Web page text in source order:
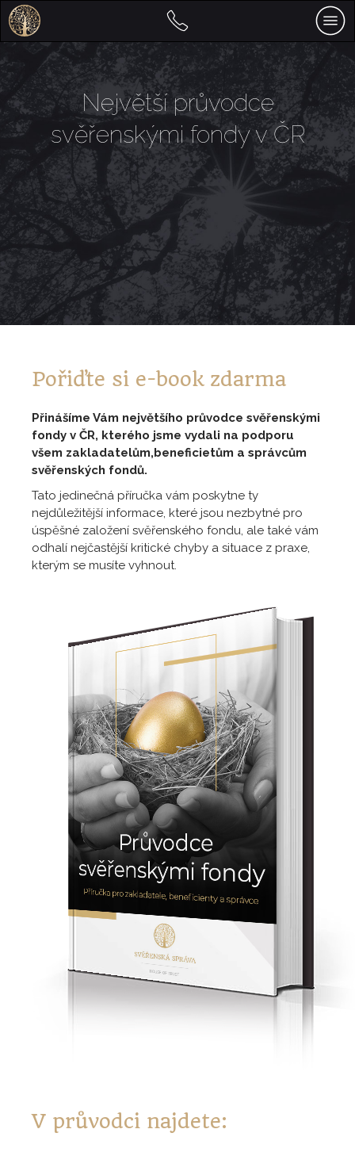
Největší průvodce
svěřenskými fondy v ČR
Pořiďte si e-book zdarma
Přinášíme Vám největšího průvodce svěřenskými
fondy v ČR, kterého jsme vydali na podporu
všem zakladatelům,beneficietům a správcům
svěřenských fondů.
Tato jedinečná příručka vám poskytne ty
nejdůležitější informace, které jsou nezbytné pro
úspěšné založení svěřenského fondu, ale také vám
odhalí nejčastější kritické chyby a situace z praxe,
kterým se musíte vyhnout.
V průvodci najdete: